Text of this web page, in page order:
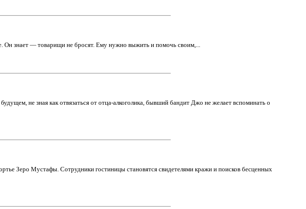
Он знает — товарищи не бросят. Ему нужно выжить и помочь своим,...
не зная как отвязаться от отца-алкоголика, бывший бандит Джо не желает вспоминать о
Зеро Мустафы. Сотрудники гостиницы становятся свидетелями кражи и поисков бесценных